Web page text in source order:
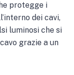
protegge i
dei cavi,
luminosi che si
grazie a un